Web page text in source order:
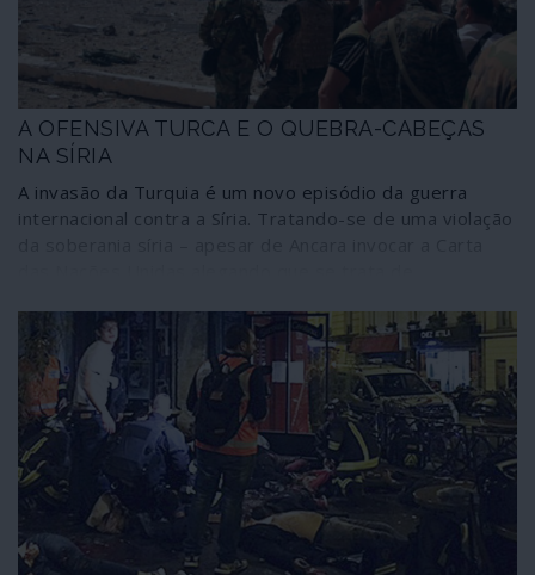
A OFENSIVA TURCA E O QUEBRA-CABEÇAS
NA SÍRIA
A invasão da Turquia é um novo episódio da guerra
internacional contra a Síria. Tratando-se de uma violação
significativas nas relações de forças no terreno, e nem
todas elas, porém, desfavoráveis à República Árabe
Síria. O que está a acontecer revela um dos mais
complexos quebra-cabeças existentes hoje no
panorama internacional.